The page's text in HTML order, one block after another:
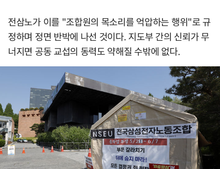
전삼노가 이를 "조합원의 목소리를 억압하는 행위"로 규
정하며 정면 반박에 나선 것이다. 지도부 간의 신뢰가 무
너지면 공동 교섭의 동력도 약해질 수밖에 없다.